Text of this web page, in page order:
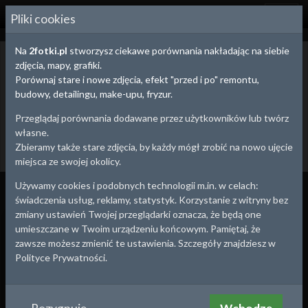
2FOTKI.PL
Jędrzejów,Świętokrzyskie- stare zdjęcia i
pocztówki
Poniżej znajdziesz stare zdjęcia z Twojej okolicy. Możesz wybrać się
na małą wycieczkę i wykonać zdjęcie współczesne tworząc
efektowne porównanie "przed i po" ze starym zdjęciem.
Dodaj stare zdjęcie
Powrót
Wszystko Porównania Zdjęcia
1920 1920
Świętokrzyskie
Pliki cookies
Na 2fotki.pl stworzysz ciekawe porównania nakładając na siebie
zdjęcia, mapy, grafiki.
Porównaj stare i nowe zdjęcia, efekt "przed i po" remontu,
budowy, detailingu, make-upu, fryzur.
Przeglądaj porównania dodawane przez użytkowników lub twórz
własne.
Zbieramy także stare zdjęcia, by każdy mógł zrobić na nowo ujęcie
miejsca ze swojej okolicy.
Używamy cookies i podobnych technologii m.in. w celach:
świadczenia usług, reklamy, statystyk. Korzystanie z witryny bez
zmiany ustawień Twojej przeglądarki oznacza, że będą one
umieszczane w Twoim urządzeniu końcowym. Pamiętaj, że
zawsze możesz zmienić te ustawienia. Szczegóły znajdziesz w
Polityce Prywatności.